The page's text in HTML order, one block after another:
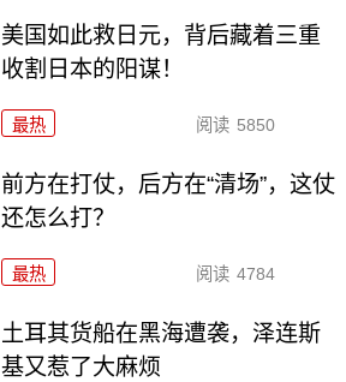
美国如此救日元，背后藏着三重
收割日本的阳谋！
最热 阅读 5850
前方在打仗，后方在“清场”，这仗
还怎么打？
最热 阅读 4784
土耳其货船在黑海遭袭，泽连斯
基又惹了大麻烦